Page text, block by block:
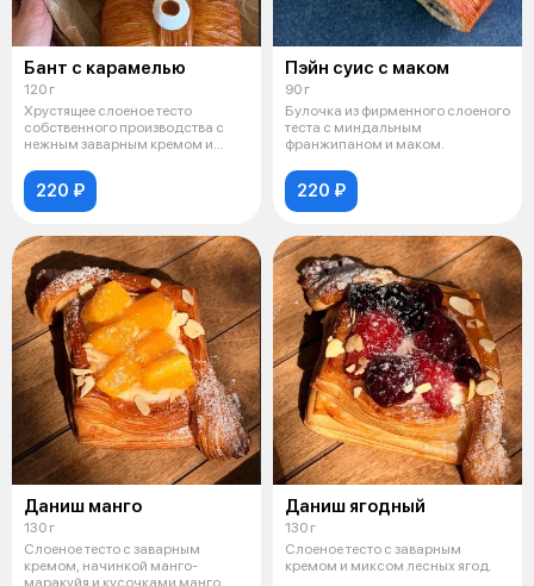
Бант с карамелью
120 г
Хрустящее слоеное тесто
собственного производства с
нежным заварным кремом и
220 ₽
Пэйн суис с маком
90 г
Булочка из фирменного слоеного
теста с миндальным
франжипаном и маком.
220 ₽
Даниш манго
130 г
Слоеное тесто с заварным
кремом, начинкой манго-
маракуйя и кусочками манго.
Даниш ягодный
130 г
Слоеное тесто с заварным
кремом и миксом лесных ягод.